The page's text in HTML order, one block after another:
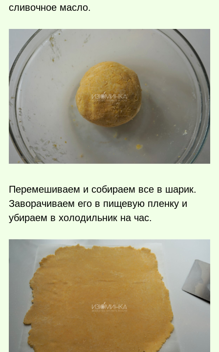
сливочное масло.
Перемешиваем и собираем все в шарик.
Заворачиваем его в пищевую пленку и
убираем в холодильник на час.